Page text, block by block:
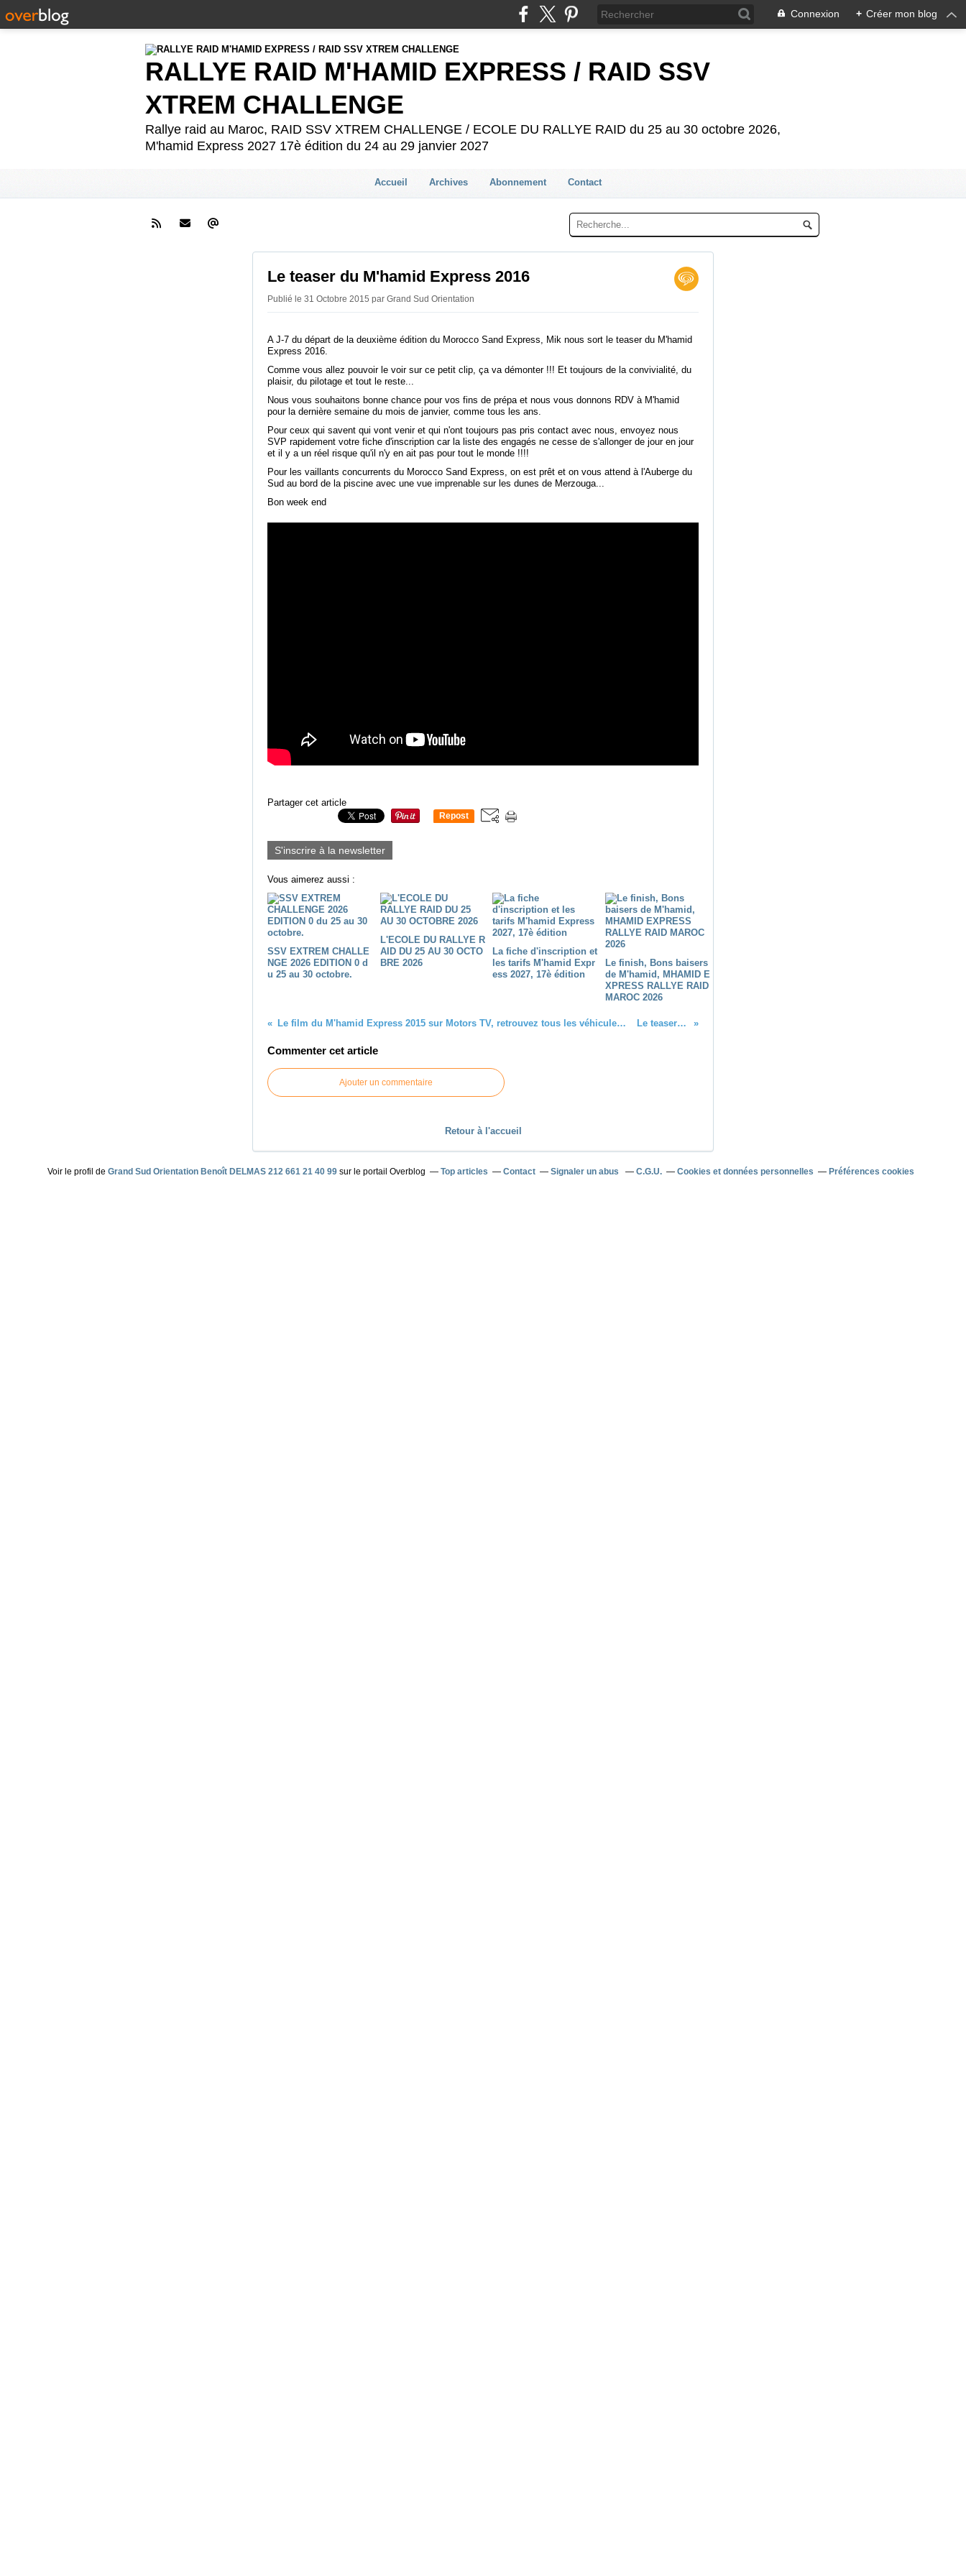
Connexion + Créer mon blog
RALLYE RAID M'HAMID EXPRESS / RAID SSV
XTREM CHALLENGE
Rallye raid au Maroc, RAID SSV XTREM CHALLENGE / ECOLE DU RALLYE RAID du 25 au 30 octobre 2026,
M'hamid Express 2027 17è édition du 24 au 29 janvier 2027
Accueil Archives Abonnement Contact
Le teaser du M'hamid Express 2016
Publié le 31 Octobre 2015 par Grand Sud Orientation
A J-7 du départ de la deuxième édition du Morocco Sand Express, Mik nous sort le teaser du M'hamid
Express 2016.
Comme vous allez pouvoir le voir sur ce petit clip, ça va démonter !!! Et toujours de la convivialité, du
plaisir, du pilotage et tout le reste...
Nous vous souhaitons bonne chance pour vos fins de prépa et nous vous donnons RDV à M'hamid
pour la dernière semaine du mois de janvier, comme tous les ans.
Pour ceux qui savent qui vont venir et qui n'ont toujours pas pris contact avec nous, envoyez nous
SVP rapidement votre fiche d'inscription car la liste des engagés ne cesse de s'allonger de jour en jour
et il y a un réel risque qu'il n'y en ait pas pour tout le monde !!!!
Pour les vaillants concurrents du Morocco Sand Express, on est prêt et on vous attend à l'Auberge du
Sud au bord de la piscine avec une vue imprenable sur les dunes de Merzouga...
Bon week end
Partager cet article
Repost
S'inscrire à la newsletter
Vous aimerez aussi :
SSV EXTREM CHALLE
NGE 2026 EDITION 0 d
u 25 au 30 octobre.
L'ECOLE DU RALLYE R
AID DU 25 AU 30 OCTO
BRE 2026
La fiche d'inscription et
les tarifs M'hamid Expr
ess 2027, 17è édition
Le finish, Bons baisers
de M'hamid, MHAMID E
XPRESS RALLYE RAID
MAROC 2026
Le film du M'hamid Express 2015 sur Motors TV, retrouvez tous les véhicules, RZR Maverick 1000 turbo, buggy rage, 4x4 toyota range rover tomcat bowler nissan et tous les quad et moto ktm factory buggy predator... Le teaser du M'hamid Express 2016
Commenter cet article
Ajouter un commentaire
Retour à l'accueil
Voir le profil de Grand Sud Orientation Benoît DELMAS 212 661 21 40 99 sur le portail Overblog Top articles Contact Signaler un abus C.G.U. Cookies et données personnelles Préférences cookies